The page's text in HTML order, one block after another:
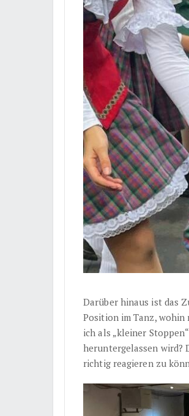
Darüber hinaus ist das
Position im Tanz, wohin
ich als „kleiner
heruntergelassen wird?
richtig reagieren zu